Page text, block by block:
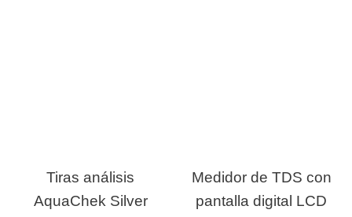
Tiras análisis
AquaChek Silver
Medidor de TDS con
pantalla digital LCD